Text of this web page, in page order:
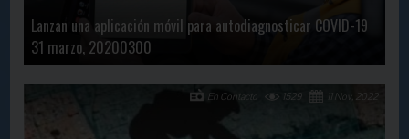
Lanzan una aplicación móvil para autodiagnosticar COVID-19
31 marzo, 20200300
11 Nov, 2022
1529
En Contacto